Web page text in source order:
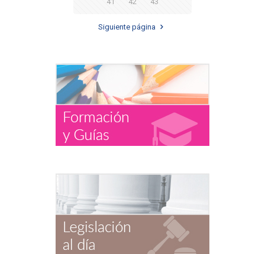
Siguiente página